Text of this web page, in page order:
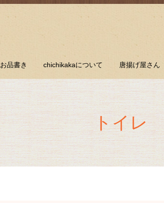
お品書き chichikakaについて 唐揚げ屋さん
トイレ